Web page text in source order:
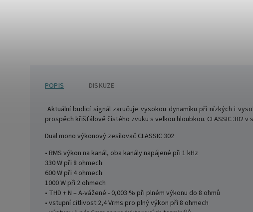
POPIS DISKUZE
Aktuální budicí signál zaručuje vysokou dynamiku při nízkých i
prospěch křišťálově čistého zvuku s velkou hloubkou. CLASSIC 302
Dual mono výkonový zesilovač CLASSIC 302
• RMS výkon na kanál, oba kanály napájené při 1 kHz
330 W při 8 ohmech
600 W při 4 ohmech
1000 W při 2 ohmech
• THD + N – A-vážené - 0,003 % při plném výkonu do 8 ohmů
• vstupní citlivost 2,4 Vrms pro plný výkon při 8 ohmech